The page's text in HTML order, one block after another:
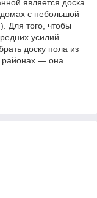
является доска
с небольшой
Для того, чтобы
усилий
доску пола из
районах — она